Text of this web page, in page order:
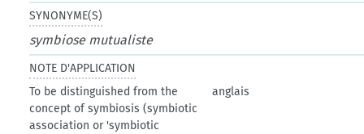
SYNONYME(S)
symbiose mutualiste
NOTE D'APPLICATION
To be distinguished from the
concept of symbiosis (symbiotic
association or 'symbiotic
anglais